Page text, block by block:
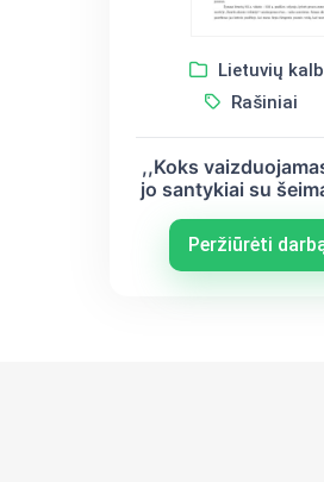
Lietuvių
Rašiniai
,,Koks
jo santykiai su
Juozas Aputis,
Juknaitė)
Peržiūrėti